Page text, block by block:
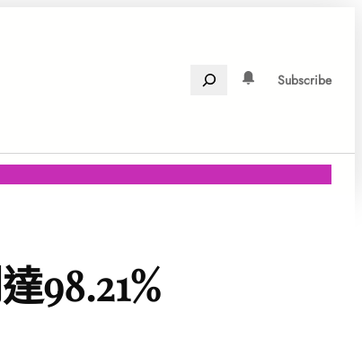
Search Subscribe
98.21%